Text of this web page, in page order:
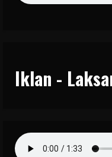
Iklan -